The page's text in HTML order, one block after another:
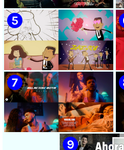
Sánchez Ávila
🟡 Sweet Lizzy Project -
¨Nothing Lasts¨ - Videoclip -
Dirección: Víctor Vinuesa
(Vitiko)
🟡 Zafiros - ¨Un nombre de
mujer¨ - Proyecto Anima
EGREM - Videoclip Animado
- Dirección: Landy García